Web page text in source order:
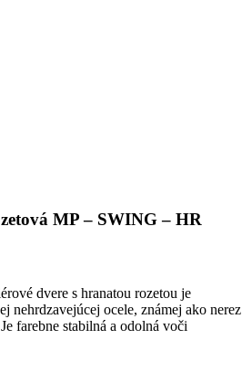
MP – SWING – HR
dvere s hranatou rozetou je
nehrdzavejúcej ocele, známej ako nerez
farebne stabilná a odolná voči